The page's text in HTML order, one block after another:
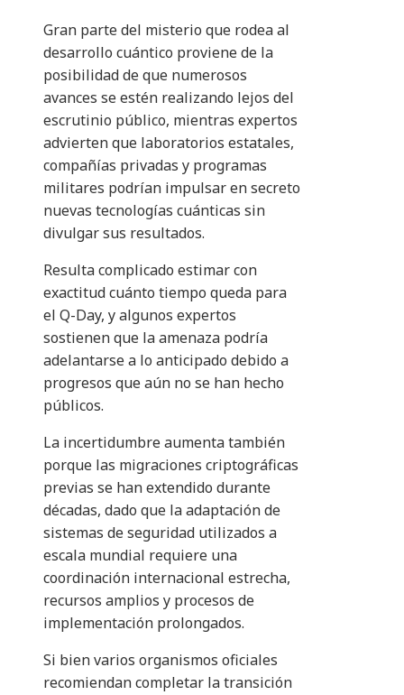
Gran parte del misterio que rodea al
desarrollo cuántico proviene de la
posibilidad de que numerosos
avances se estén realizando lejos del
escrutinio público, mientras expertos
advierten que laboratorios estatales,
compañías privadas y programas
militares podrían impulsar en secreto
nuevas tecnologías cuánticas sin
divulgar sus resultados.
Resulta complicado estimar con
exactitud cuánto tiempo queda para
el Q-Day, y algunos expertos
sostienen que la amenaza podría
adelantarse a lo anticipado debido a
progresos que aún no se han hecho
públicos.
La incertidumbre aumenta también
porque las migraciones criptográficas
previas se han extendido durante
décadas, dado que la adaptación de
sistemas de seguridad utilizados a
escala mundial requiere una
coordinación internacional estrecha,
recursos amplios y procesos de
implementación prolongados.
Si bien varios organismos oficiales
recomiendan completar la transición